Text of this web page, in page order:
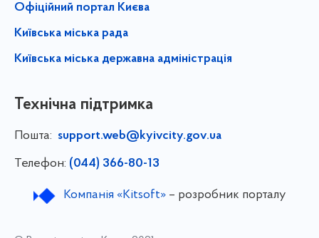
Офіційний портал Києва
Київська міська рада
Київська міська державна адміністрація
Технічна підтримка
Пошта: support.web@kyivcity.gov.ua
Телефон: (044) 366-80-13
Компанія «Kitsoft»– розробник порталу